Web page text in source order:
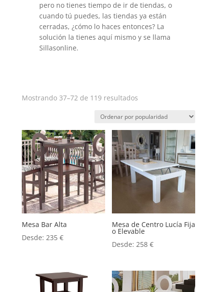
pero no tienes tiempo de ir de tiendas, o
cuando tú puedes, las tiendas ya están
cerradas, ¿cómo lo haces entonces? La
solución la tienes aquí mismo y se llama
Sillasonline.
Mostrando 37–72 de 119 resultadosOrdenado
popularidad
Mesa Bar Alta
Desde: 235 €
Mesa de Centro Lucía Fija
o Elevable
Desde:258€